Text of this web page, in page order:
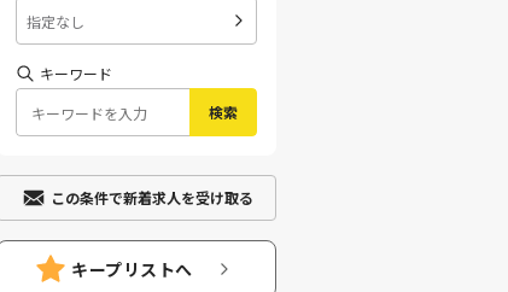
指定なし
キーワード
検索
この条件で新着求人を受け取る
キープリストへ